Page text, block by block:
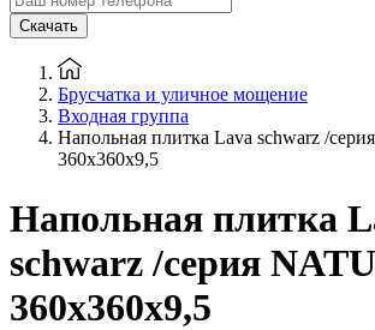
Скачать
Брусчатка и уличное мощение
Входная группа
Напольная плитка Lava schwarz /
360х360х9,5
Напольная плитка
schwarz /серия
360х360х9,5